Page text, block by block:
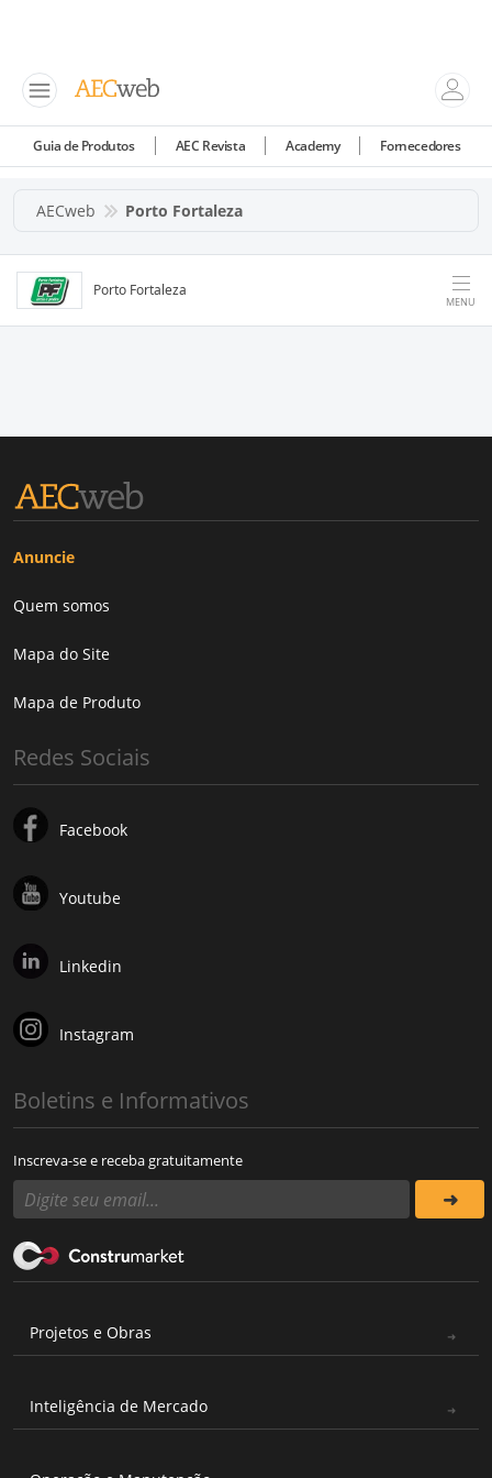
Guia de Produtos AEC Revista Academy Fornecedores
AECweb Porto Fortaleza
Porto Fortaleza
MENU
Anuncie
Quem somos
Mapa do Site
Mapa de Produto
Redes Sociais
Facebook
Youtube
Linkedin
Instagram
Boletins e Informativos
Inscreva-se e receba gratuitamente
Projetos e Obras
Inteligência de Mercado